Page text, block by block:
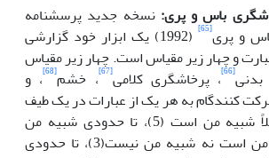
باس و پری:نسخه جدید پرسشنامه
و پری[65]
(1992) یک ابزار خود گزارشی
که شامل 29 عبارت و چهار زیر مقیاس است. چهار زیر مقیاس
[66] ، پرخاشگری کلامی[67] ، خشم[68]
، و
کنندگام به هر یک از عبارات در یک طیف
5 درجه ای از: کاملاً شبیه من است (5)، تا حدودی شبیه من
است(4)، نه شبیه من است نه شبیه من نیست(3)، تا حدودی